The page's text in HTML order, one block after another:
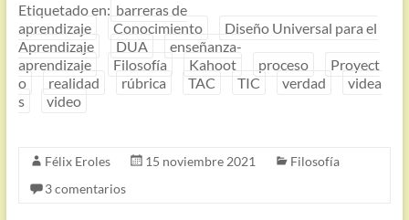
Etiquetado en: barreras de
aprendizaje
Conocimiento
Diseño Universal para el
Aprendizaje
DUA
enseñanza-
aprendizaje
Filosofía Kahoot proceso
Proyect
o
realidad rúbrica TAC TIC verdad
videa
s
video
Félix Eroles 15 noviembre 2021
Filosofía
3 comentarios